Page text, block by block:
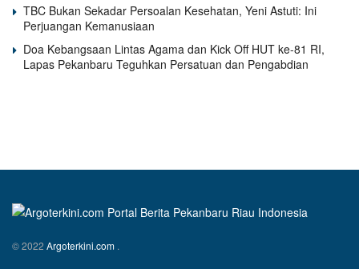
TBC Bukan Sekadar Persoalan Kesehatan, Yeni Astuti: Ini
Perjuangan Kemanusiaan
Doa Kebangsaan Lintas Agama dan Kick Off HUT ke-81 RI,
Lapas Pekanbaru Teguhkan Persatuan dan Pengabdian
© 2022 Argoterkini.com .